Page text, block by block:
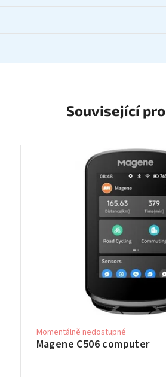
Související
Magene C506 computer
Momentálně nedostupné